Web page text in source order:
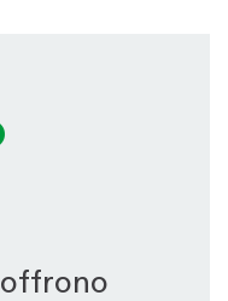
offrono